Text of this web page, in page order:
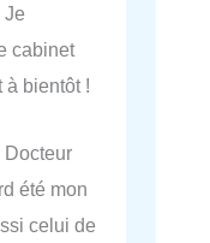
Je
cabinet
à bientôt !
Docteur
été mon
celui de